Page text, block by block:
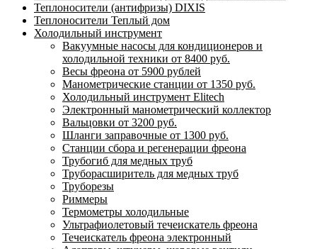
Теплоносители (антифризы) DIXIS
Теплоносители Теплый дом
Холодильный инструмент
Вакуумные насосы для кондиционеров и
холодильной техники от 8400 руб.
Весы фреона от 5900 рублей
Манометрические станции от 1350 руб.
Холодильный инструмент Elitech
Электронный манометрический коллектор
Вальцовки от 3200 руб.
Шланги заправочные от 1300 руб.
Станции сбора и регенерации фреона
Трубогиб для медных труб
Труборасширитель для медных труб
Труборезы
Риммеры
Термометры холодильные
Ультрафиолетовый течеискатель фреона
Течеискатель фреона электронный